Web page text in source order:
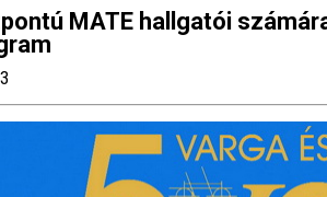
MATE hallgatói